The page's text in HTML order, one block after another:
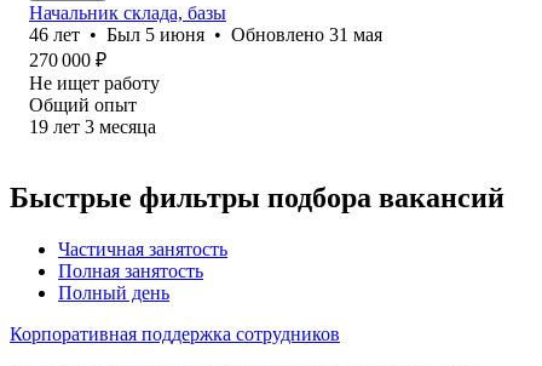
Начальник склада, базы
46 лет • Был 5 июня • Обновлено 31 мая
270 000 ₽
Не ищет работу
Общий опыт
19 лет 3 месяца
Быстрые фильтры подбора вакансий
Частичная занятость
Полная занятость
Полный день
Корпоративная поддержка сотрудников